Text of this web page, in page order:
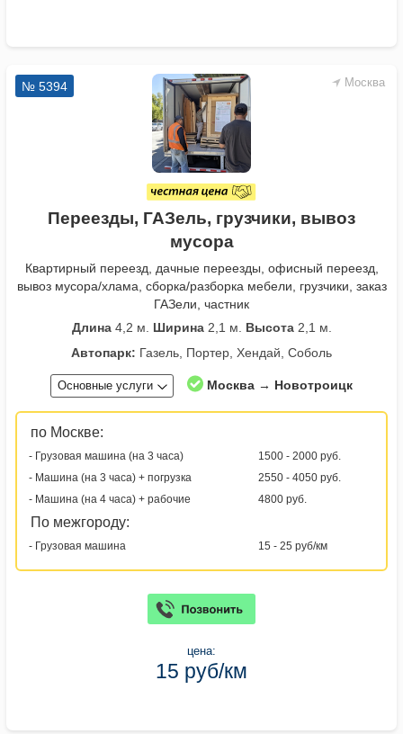
Москва
№ 5394
Переезды, ГАЗель, грузчики, вывоз
мусора
Квартирный переезд, дачные переезды, офисный переезд,
вывоз мусора/хлама, сборка/разборка мебели, грузчики, заказ
ГАЗели, частник
Длина4,2 м. Ширина2,1 м. Высота2,1 м.
Автопарк: Газель, Портер, Хендай, Соболь
Основные услуги Москва → Новотроицк
по Москве:
- Грузовая машина (на 3 часа)
1500 - 2000 руб.
- Машина (на 3 часа) + погрузка
2550 - 4050 руб.
- Машина (на 4 часа) + рабочие
4800 руб.
По межгороду:
- Грузовая машина 15 - 25 руб/км
цена:
15 руб/км